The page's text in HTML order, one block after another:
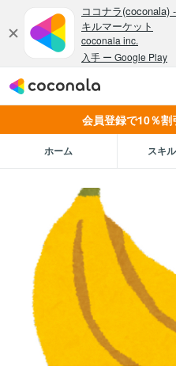
会員登録で10％割
ホーム スキ